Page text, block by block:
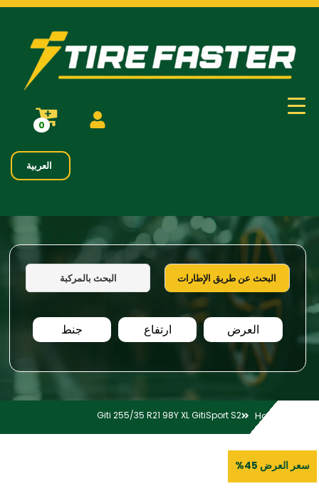
0
العربية
البحث عن طريق الإطارات البحث بالمركبة
العرض ارتفاع جنط
Home
Giti 255/35 R21 98Y XL GitiSport S2
سعر العرض 45%